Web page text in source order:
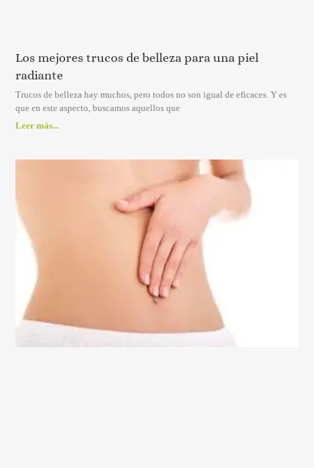
Los mejores trucos de belleza para una piel
radiante
Trucos de belleza hay muchos, pero todos no son igual de eficaces. Y es
que en este aspecto, buscamos aquellos que
Leer más...